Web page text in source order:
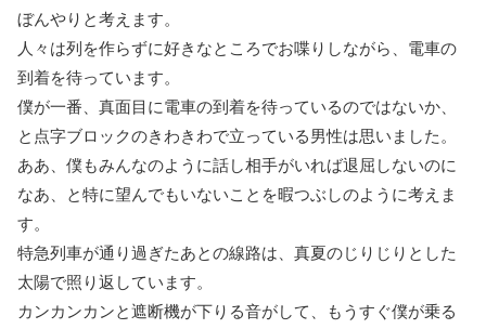
ぼんやりと考えます。
人々は列を作らずに好きなところでお喋りしながら、電車の
到着を待っています。
僕が一番、真面目に電車の到着を待っているのではないか、
と点字ブロックのきわきわで立っている男性は思いました。
ああ、僕もみんなのように話し相手がいれば退屈しないのに
なあ、と特に望んでもいないことを暇つぶしのように考えま
す。
特急列車が通り過ぎたあとの線路は、真夏のじりじりとした
太陽で照り返しています。
カンカンカンと遮断機が下りる音がして、もうすぐ僕が乗る